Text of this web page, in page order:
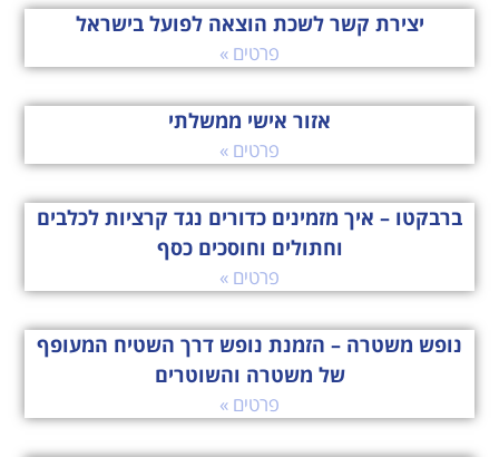
יצירת קשר לשכת הוצאה לפועל בישראל
פרטים »
אזור אישי ממשלתי
פרטים »
ברבקטו – איך מזמינים כדורים נגד קרציות לכלבים
וחתולים וחוסכים כסף
פרטים »
נופש משטרה – הזמנת נופש דרך השטיח המעופף
של משטרה והשוטרים
פרטים »